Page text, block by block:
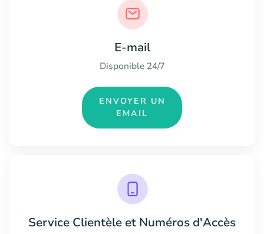
E-mail
Disponible 24/7
ENVOYER UN
EMAIL
Service Clientèle et Numéros d'Accès